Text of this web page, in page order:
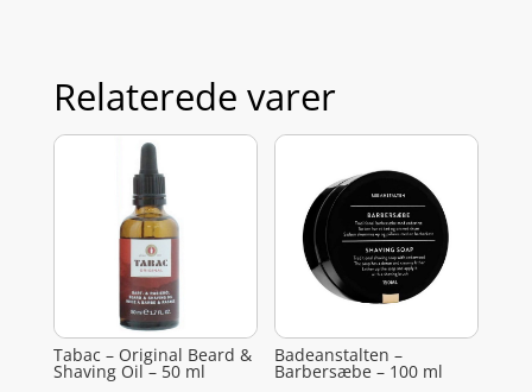
Relaterede varer
Tabac – Original Beard &
Shaving Oil – 50 ml
Badeanstalten –
Barbersæbe – 100 ml